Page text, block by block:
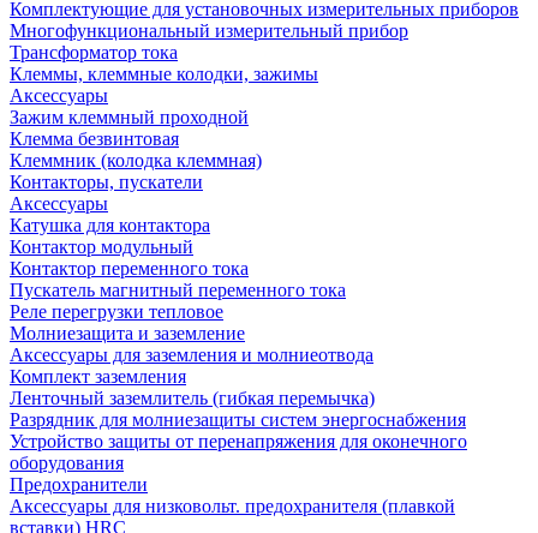
Комплектующие для установочных измерительных приборов
Многофункциональный измерительный прибор
Трансформатор тока
Клеммы, клеммные колодки, зажимы
Аксессуары
Зажим клеммный проходной
Клемма безвинтовая
Клеммник (колодка клеммная)
Контакторы, пускатели
Аксессуары
Катушка для контактора
Контактор модульный
Контактор переменного тока
Пускатель магнитный переменного тока
Реле перегрузки тепловое
Молниезащита и заземление
Аксессуары для заземления и молниеотвода
Комплект заземления
Ленточный заземлитель (гибкая перемычка)
Разрядник для молниезащиты систем энергоснабжения
Устройство защиты от перенапряжения для оконечного
оборудования
Предохранители
Аксессуары для низковольт. предохранителя (плавкой
вставки) HRC